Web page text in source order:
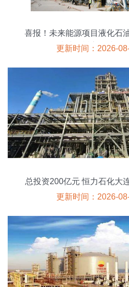
喜报！未来能源项目液化石
成功，树立石油化
更新时间：2026-
总投资200亿元 恒力石化大
动态
更新时间：2026-